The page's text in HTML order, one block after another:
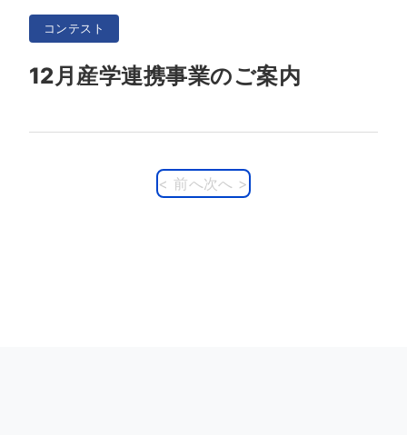
コンテスト
12月産学連携事業のご案内
< 前へ次へ >